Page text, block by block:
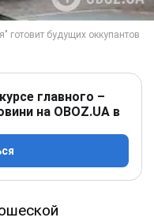
главного –
на OBOZ.UA в